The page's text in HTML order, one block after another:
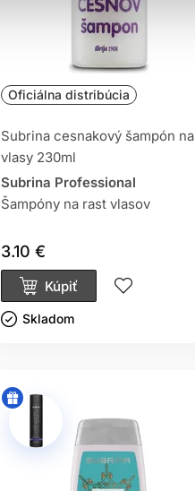
Oficiálna distribúcia
Subrina cesnakový šampón na
vlasy 230ml
Subrina Professional
Šampóny na rast vlasov
3.10 €
Kúpiť
Skladom ㅤ